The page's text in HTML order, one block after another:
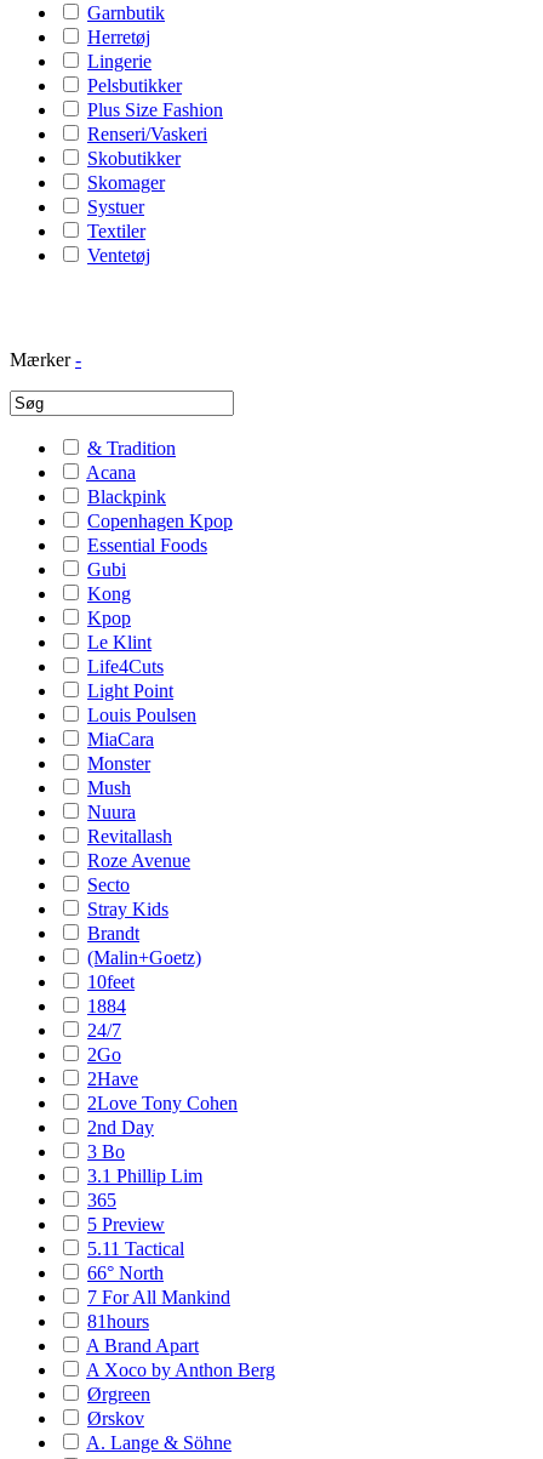
Garnbutik
Herretøj
Lingerie
Pelsbutikker
Plus Size Fashion
Renseri/Vaskeri
Skobutikker
Skomager
Systuer
Textiler
Ventetøj
Mærker -
& Tradition
Acana
Blackpink
Copenhagen Kpop
Essential Foods
Gubi
Kong
Kpop
Le Klint
Life4Cuts
Light Point
Louis Poulsen
MiaCara
Monster
Mush
Nuura
Revitallash
Roze Avenue
Secto
Stray Kids
Brandt
(Malin+Goetz)
10feet
1884
24/7
2Go
2Have
2Love Tony Cohen
2nd Day
3 Bo
3.1 Phillip Lim
365
5 Preview
5.11 Tactical
66° North
7 For All Mankind
81hours
A Brand Apart
A Xoco by Anthon Berg
Ørgreen
Ørskov
A. Lange & Söhne